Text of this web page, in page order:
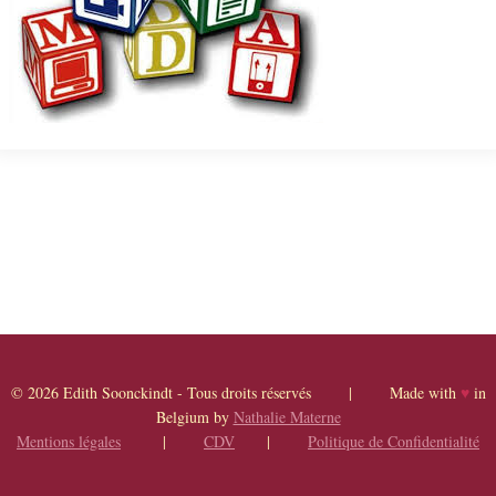
© 2026 Edith Soonckindt - Tous droits réservés | Made with ♥in
Belgium by Nathalie Materne
Mentions légales | CDV | Politique de Confidentialité